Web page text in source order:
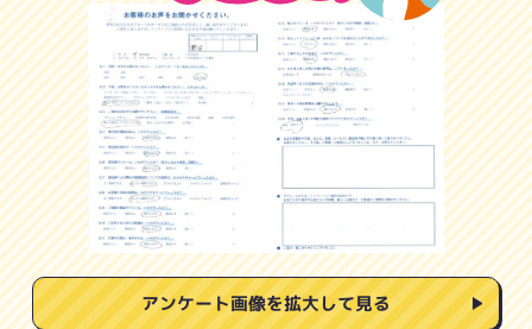
アンケート画像を拡大して見る